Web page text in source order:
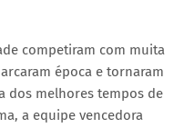
competiram com muita
época e tornaram
dos melhores tempos de
a equipe vencedora